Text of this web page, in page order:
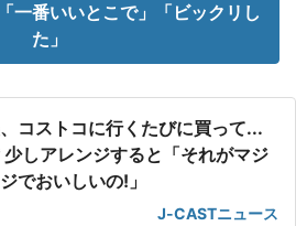
一番いいとこで」「ビックリし
た」
コストコに行くたびに買って...
少しアレンジすると「それがマジ
でおいしいの!」
J-CASTニュース